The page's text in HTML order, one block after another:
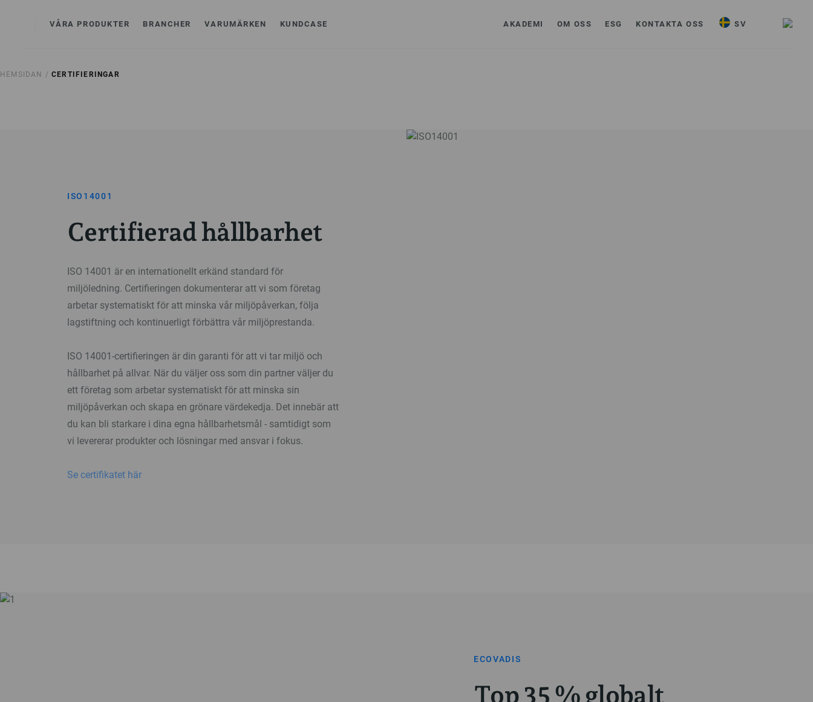
VÅRA PRODUKTER BRANCHER VARUMÄRKEN KUNDCASE AKADEMI OM OSS ESG KONTAKTA OSS SV
HEMSIDAN / CERTIFIERINGAR
ISO14001
Certifierad hållbarhet
ISO 14001 är en internationellt erkänd standard för
miljöledning. Certifieringen dokumenterar att vi som företag
arbetar systematiskt för att minska vår miljöpåverkan, följa
lagstiftning och kontinuerligt förbättra vår miljöprestanda.
ISO 14001-certifieringen är din garanti för att vi tar miljö och
hållbarhet på allvar. När du väljer oss som din partner väljer du
ett företag som arbetar systematiskt för att minska sin
miljöpåverkan och skapa en grönare värdekedja. Det innebär att
du kan bli starkare i dina egna hållbarhetsmål - samtidigt som
vi levererar produkter och lösningar med ansvar i fokus.
Se certifikatet här
ECOVADIS
Top 35 % globalt